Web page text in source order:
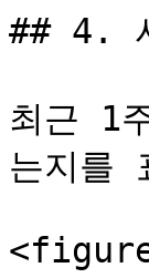
## 4.
최근 1
는지를